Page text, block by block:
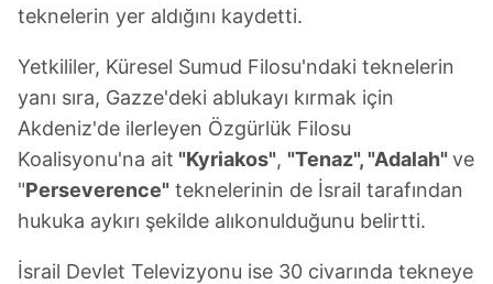
teknelerin yer aldığını kaydetti.
Yetkililer, Küresel Sumud Filosu'ndaki teknelerin
yanı sıra, Gazze'deki ablukayı kırmak için
Akdeniz'de ilerleyen Özgürlük Filosu
Koalisyonu'na ait "Kyriakos", "Tenaz", "Adalah"ve
"Perseverence" teknelerinin de İsrail tarafından
hukuka aykırı şekilde alıkonulduğunu belirtti.
İsrail Devlet Televizyonu ise 30 civarında tekneye